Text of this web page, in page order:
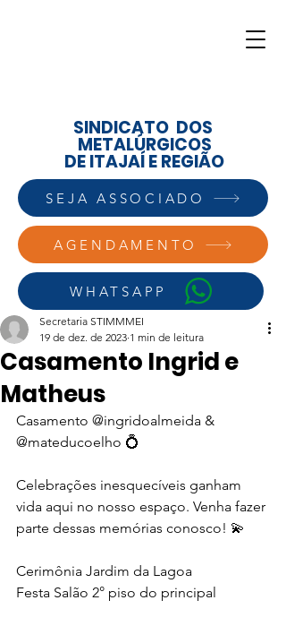
AGENDAMENTO
WHATSAPP
SINDICATO DOS
METALÚRGICOS
DE ITAJAÍ E REGIÃO
SEJA ASSOCIADO
Casamento Ingrid e
Matheus
Secretaria STIMMMEI
19 de dez. de 2023 1 min de leitura
Casamento @ingridoalmeida &
@mateducoelho 💍
Celebrações inesquecíveis ganham
vida aqui no nosso espaço. Venha fazer
parte dessas memórias conosco! 💫
Cerimônia Jardim da Lagoa
Festa Salão 2° piso do principal